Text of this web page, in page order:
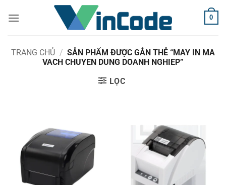
qua
0
TRANG CHỦ / SẢN PHẨM ĐƯỢC GẮN THẺ “MAY IN MA
VACH CHUYEN DUNG DOANH NGHIEP”
LỌC